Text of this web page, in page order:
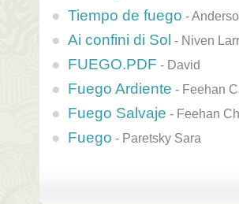
Tiempo de fuego -
Ai confini di Sol - Niven
FUEGO.PDF - David
Fuego Ardiente - Feehan
Fuego Salvaje - Feehan
Fuego - Paretsky Sara